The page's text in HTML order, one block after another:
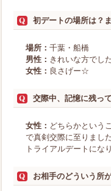
初デートの場所は？
場所： 千葉・船橋
男性： きれいな方でした
女性： 良さげー☆
交際中、記憶に残っ
女性： どちらかという
で真剣交際に至りまし
トライアルデートにな
お相手のどういう所